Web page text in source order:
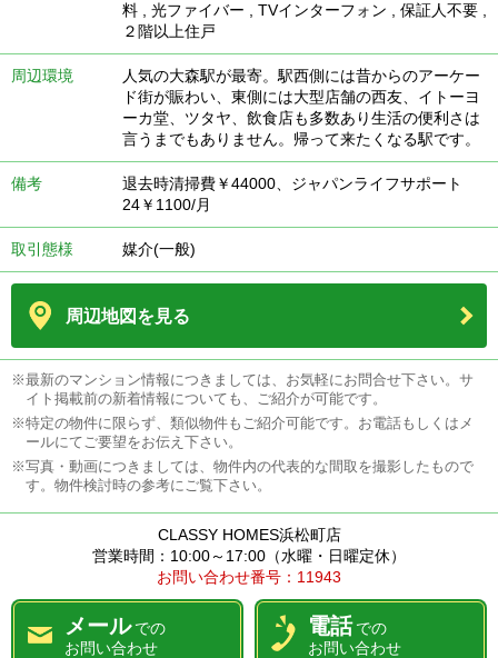
料
光ファイバー TVインターフォン 保証人不要
２階以上住戸
周辺環境
人気の大森駅が最寄。駅西側には昔からのアーケー
ド街が賑わい、東側には大型店舗の西友、イトーヨ
ーカ堂、ツタヤ、飲食店も多数あり生活の便利さは
言うまでもありません。帰って来たくなる駅です。
備考
退去時清掃費￥44000、ジャパンライフサポート
24￥1100/月
取引態様 媒介(一般)
周辺地図を見る
※最新のマンション情報につきましては、お気軽にお問合せ下さい。サ
イト掲載前の新着情報についても、ご紹介が可能です。
※特定の物件に限らず、類似物件もご紹介可能です。お電話もしくはメ
ールにてご要望をお伝え下さい。
※写真・動画につきましては、物件内の代表的な間取を撮影したもので
す。物件検討時の参考にご覧下さい。
CLASSY HOMES浜松町店
営業時間：10:00～17:00（水曜・日曜定休）
お問い合わせ番号：11943
メール での
お問い合わせ
電話 での
お問い合わせ